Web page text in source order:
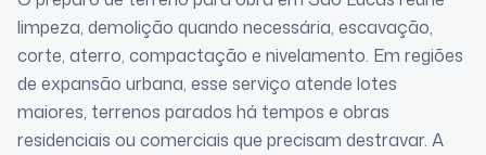
limpeza, demolição quando necessária, escavação,
corte, aterro, compactação e nivelamento. Em regiões
de expansão urbana, esse serviço atende lotes
maiores, terrenos parados há tempos e obras
residenciais ou comerciais que precisam destravar. A